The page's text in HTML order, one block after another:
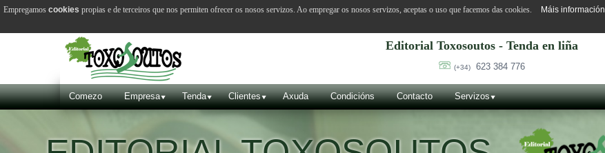
Editorial Toxosoutos - Tenda en liña
(+34) 623 384 776
Comezo Empresa Tenda Clientes Axuda Condicións Contacto Servizos
Empregamos cookies propias e de terceiros que nos permiten ofrecer os nosos servizos. Ao empregar os nosos servizos, aceptas o uso que facemos das cookies. Máis información